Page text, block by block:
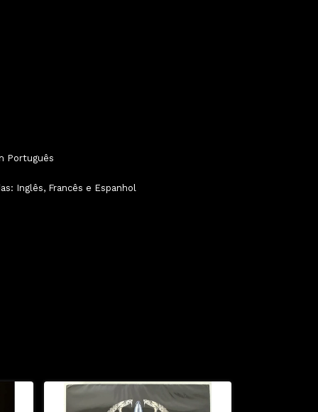
Português
Inglês, Francês e Espanhol